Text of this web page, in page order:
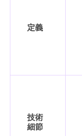
定義
技術
細節